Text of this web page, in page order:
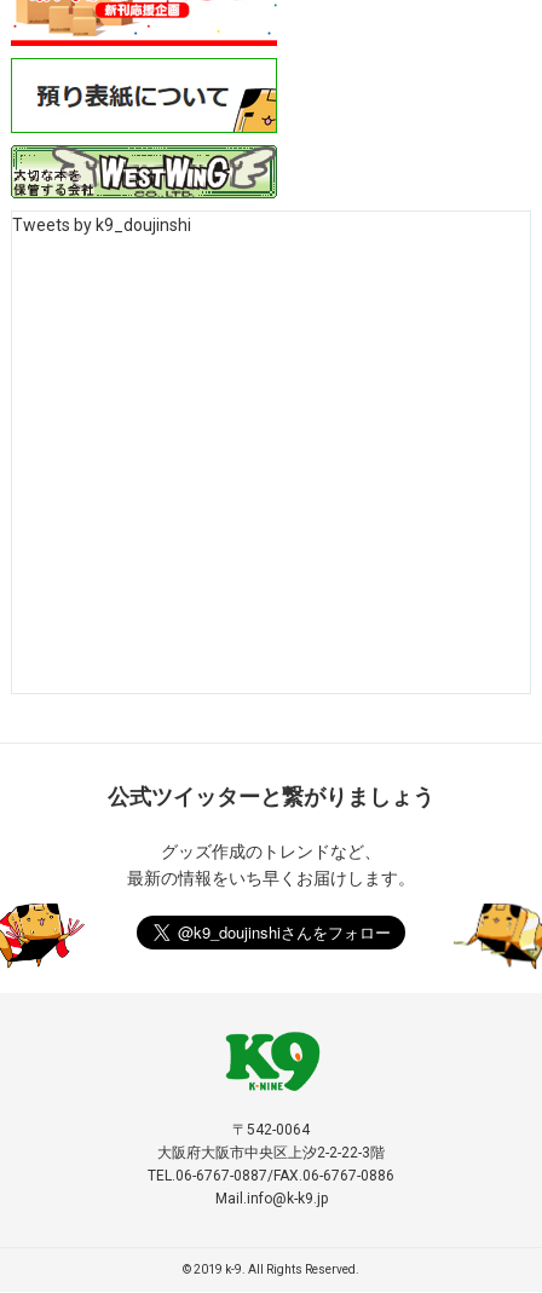
Tweets by k9_doujinshi
公式ツイッターと繋がりましょう
グッズ作成のトレンドなど、
最新の情報をいち早くお届けします。
〒542-0064
大阪府大阪市中央区上汐2-2-22-3階
TEL.06-6767-0887/FAX.06-6767-0886
Mail.info@k-k9.jp
© 2019 k-9. All Rights Reserved.